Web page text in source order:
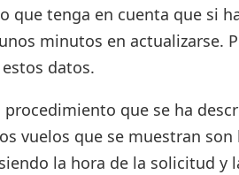
que tenga en cuenta que si
minutos en actualizarse.
datos.
procedimiento que se ha
vuelos que se muestran
la hora de la solicitud y